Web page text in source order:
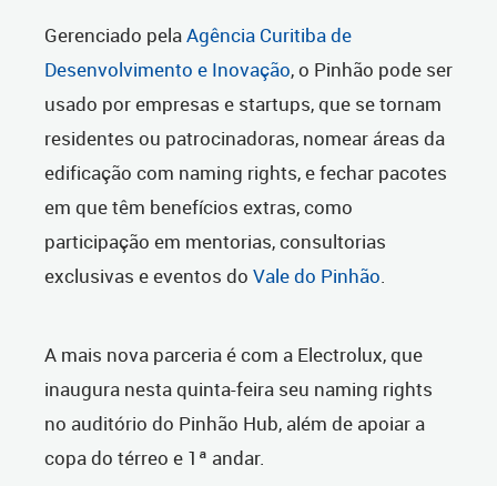
Gerenciado pelaAgência Curitiba de
Desenvolvimento e Inovação, o Pinhão pode ser
usado por empresas e startups, que se tornam
residentes ou patrocinadoras, nomear áreas da
edificação com naming rights, e fechar pacotes
em que têm benefícios extras, como
participação em mentorias, consultorias
exclusivas e eventos do Vale do Pinhão.
A mais nova parceria é com a Electrolux, que
inaugura nesta quinta-feira seu naming rights
no auditório do Pinhão Hub, além de apoiar a
copa do térreo e 1ª andar.